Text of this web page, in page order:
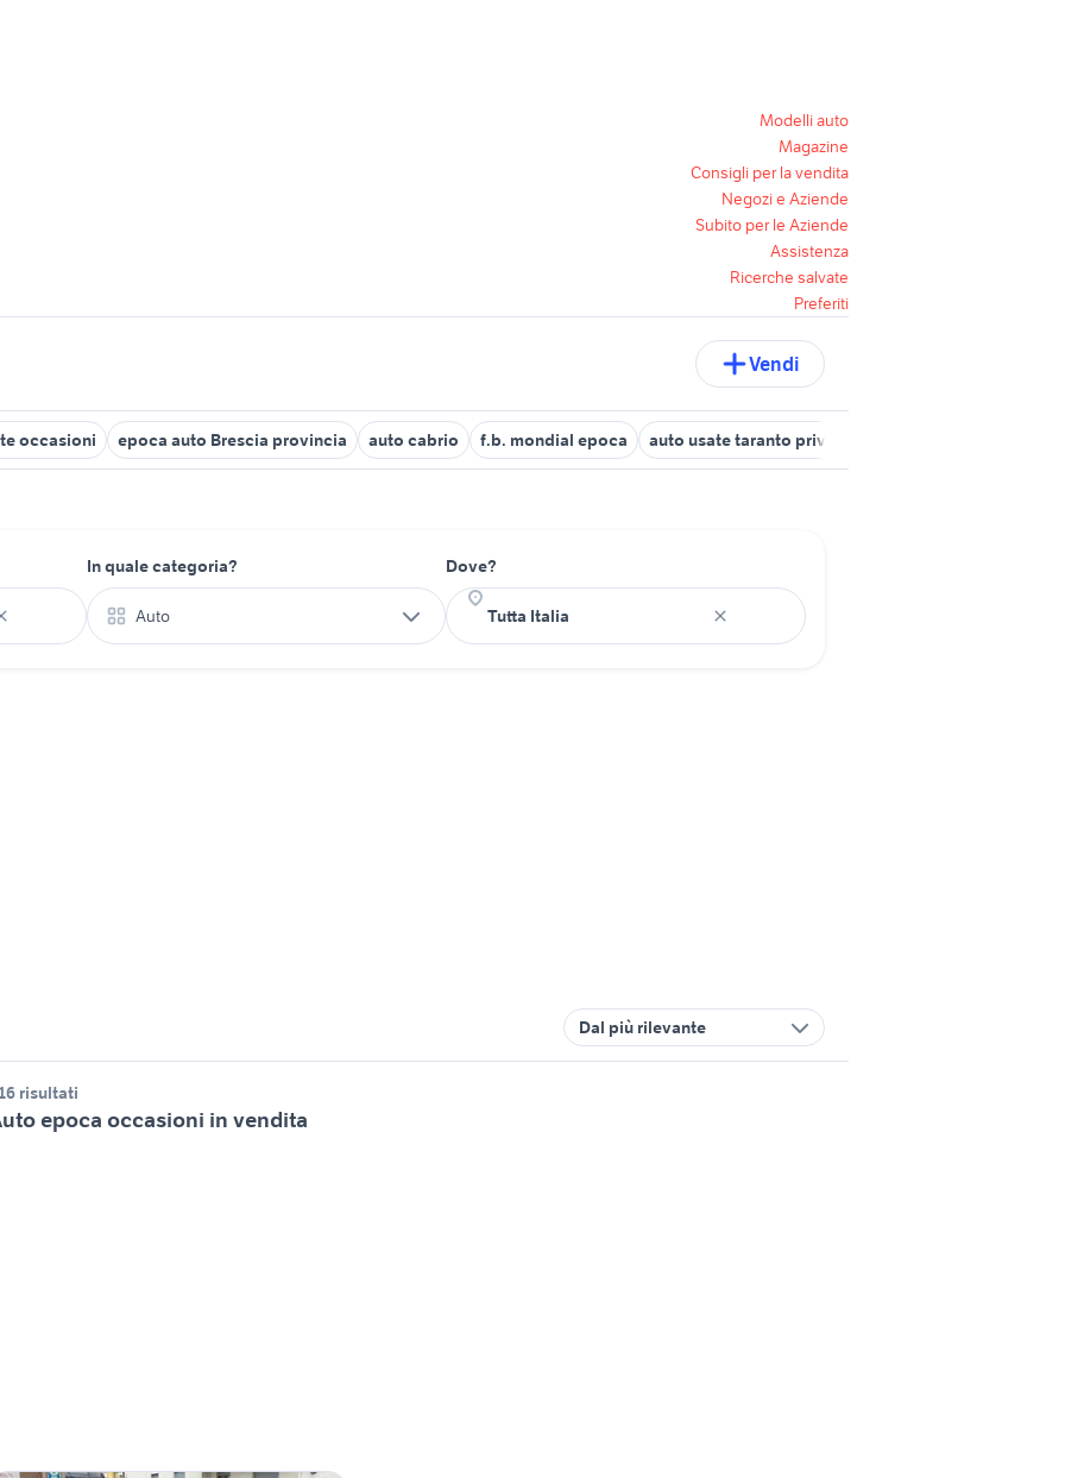
Modelli auto
Magazine
Consigli per la vendita
Negozi e Aziende
Subito per le Aziende
Assistenza
Ricerche salvate
Preferiti
Vendi
occasioni epoca auto Brescia provincia auto cabrio f.b. mondial epoca auto usate taranto privati
In quale categoria?
Auto
Dove?
Dal più rilevante
risultati
epoca occasioni in vendita